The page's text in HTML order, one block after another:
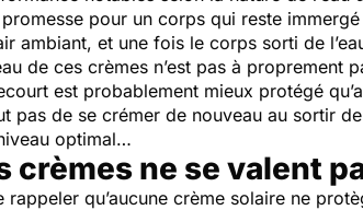
pour un corps qui reste
ambiant, et une fois le corps sorti de
de ces crèmes n’est pas à
est probablement mieux protégé
pas de se crémer de nouveau au sortir de
optimal…
crèmes ne se valent
rappeler qu’aucune crème solaire ne